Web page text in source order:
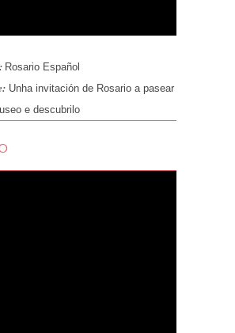
Rosario Español
Unha invitación de Rosario a pasear
e descubrilo